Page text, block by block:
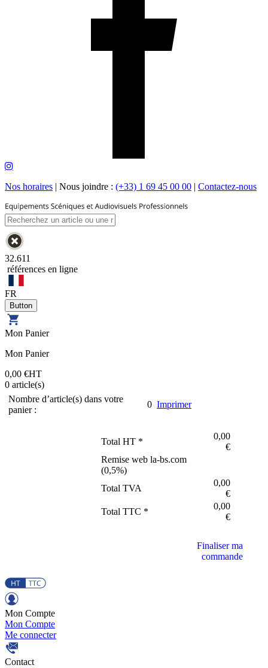
Nos horaires | Nous joindre : (+33) 1 69 45 00 00 | Contactez-nous
32.611
références en ligne
FR
Mon Panier
Mon Panier
0,00 €HT
0 article(s)
Nombre d’article(s) dans votre
panier :
0 Imprimer
Total HT *
0,00
€
Remise web la-bs.com
(0,5%)
Total TVA
0,00
€
Total TTC *
0,00
€
Finaliser ma
commande
Mon Compte
Mon Compte
Me connecter
Contact